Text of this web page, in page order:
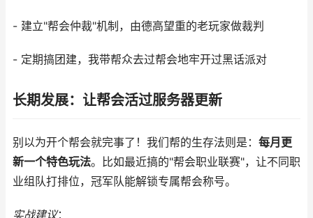
- 建立"帮会仲裁"机制，由德高望重的老玩家做裁判
- 定期搞团建，我带帮众去过帮会地牢开过黑话派对
长期发展：让帮会活过服务器更新
别以为开个帮会就完事了！我们帮的生存法则是： 每月更
新一个特色玩法。比如最近搞的"帮会职业联赛"，让不同职
业组队打排位，冠军队能解锁专属帮会称号。
实战建议：